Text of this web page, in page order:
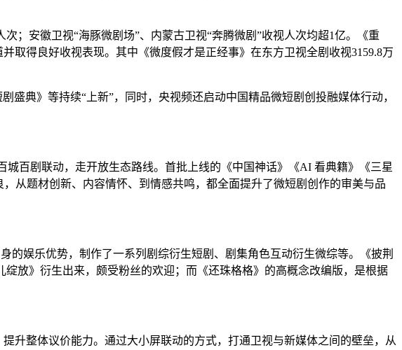
；安徽卫视“海豚微剧场”、内蒙古卫视“奔腾微剧”收视人次均超1亿。
《重
取得良好收视表现。 其中《微度假才是正经事》在东方卫视全剧收视3159.8万
典》等持续“上新”，同时，央视频还启动中国精品微短剧创投融媒体行动，
城百剧联动，走开放生态路线。首批上线的《中国神话》《AI 看典籍》《三星
题材创新、内容情怀、到情感共鸣，都全面提升了微短剧创作的审美与品
的娱乐优势，制作了一系列剧综衍生短剧、剧集角色互动衍生微综等。《披荆
放》衍生出来，颇受粉丝的欢迎；而《还珠格格》的高概念改编版，是根据
升整体议价能力。通过大小屏联动的方式，打通卫视与新媒体之间的壁垒，从